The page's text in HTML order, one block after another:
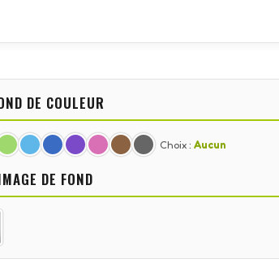
DE COULEUR
Choix : Aucun
DE FOND